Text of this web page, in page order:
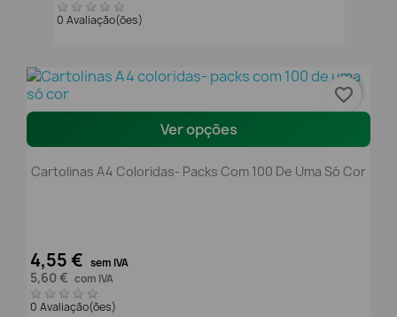
0 Avaliação(ões)
Ver opções
Cartolinas A4 Coloridas- Packs Com 100 De Uma Só Cor
4,55 € sem IVA
5,60 € com IVA
0 Avaliação(ões)
favorite_border